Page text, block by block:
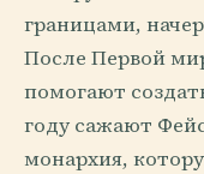
границами,
После Первой
помогают
году сажают
монархия,